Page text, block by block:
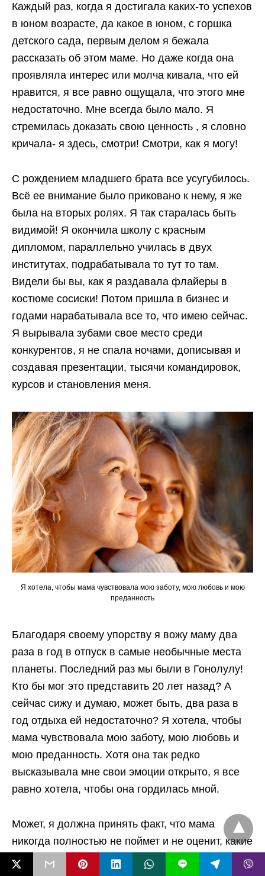
Каждый раз, когда я достигала каких-то успехов
в юном возрасте, да какое в юном, с горшка
детского сада, первым делом я бежала
рассказать об этом маме. Но даже когда она
проявляла интерес или молча кивала, что ей
нравится, я все равно ощущала, что этого мне
недостаточно. Мне всегда было мало. Я
стремилась доказать свою ценность , я словно
кричала- я здесь, смотри! Смотри, как я могу!
С рождением младшего брата все усугубилось.
Всё ее внимание было приковано к нему, я же
была на вторых ролях. Я так старалась быть
видимой! Я окончила школу с красным
дипломом, параллельно училась в двух
институтах, подрабатывала то тут то там.
Видели бы вы, как я раздавала флайеры в
костюме сосиски! Потом пришла в бизнес и
годами нарабатывала все то, что имею сейчас.
Я вырывала зубами свое место среди
конкурентов, я не спала ночами, дописывая и
создавая презентации, тысячи командировок,
курсов и становления меня.
Я хотела, чтобы мама чувствовала мою заботу, мою любовь и мою
преданность
Благодаря своему упорству я вожу маму два
раза в год в отпуск в самые необычные места
планеты. Последний раз мы были в Гонолулу!
Кто бы мог это представить 20 лет назад? А
сейчас сижу и думаю, может быть, два раза в
год отдыха ей недостаточно? Я хотела, чтобы
мама чувствовала мою заботу, мою любовь и
мою преданность. Хотя она так редко
высказывала мне свои эмоции открыто, я все
равно хотела, чтобы она гордилась мной.
Может, я должна принять факт, что мама
никогда полностью не поймет и не оценит, какие
усилия я прикладываю, чтобы быть лучшей
L